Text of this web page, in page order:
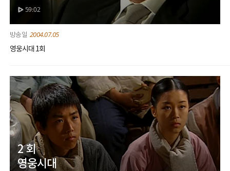
59:02
2004.07.05
영웅시대 1회
2 회
영웅시대